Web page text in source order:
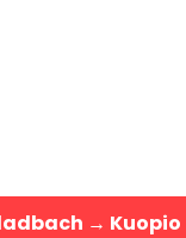
→ Kuopio